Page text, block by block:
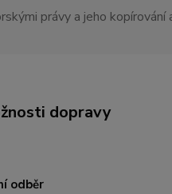
právy a jeho
dopravy
odběr